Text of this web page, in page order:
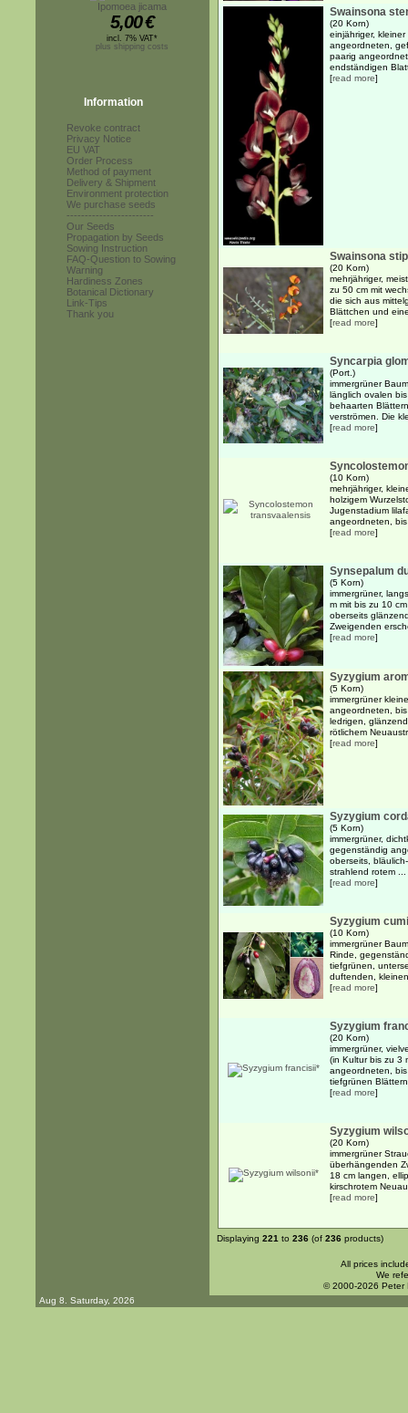
Ipomoea jicama
5,00€
incl. 7% VAT*
plus shipping costs
Information
Revoke contract
Privacy Notice
EU VAT
Order Process
Method of payment
Delivery & Shipment
Environment protection
We purchase seeds
------------------------
Our Seeds
Propagation by Seeds
Sowing Instruction
FAQ-Question to Sowing
Warning
Hardiness Zones
Botanical Dictionary
Link-Tips
Thank you
Swainsona
(20 Korn)
einjähriger,
angeordneten,
paarig
endständigen
[read more]
Swainsona
(20 Korn)
mehrjähriger,
zu 50 cm mit
die sich aus
Blättchen und
[read more]
Syncarpia
(Port.)
immergrüner
länglich ovalen
behaarten
verströmen. Die
[read more]
(10 Korn)
mehrjähriger,
holzigem
Jugenstadium
angeordneten,
[read more]
Synsepalum
(5 Korn)
immergrüner,
m mit bis zu 10
oberseits
Zweigenden
[read more]
Syzygium
(5 Korn)
immergrüner
angeordneten,
ledrigen,
rötlichem
[read more]
Syzygium
(5 Korn)
immergrüner,
gegenständig
oberseits,
strahlend rotem ...
[read more]
Syzygium
(10 Korn)
immergrüner
Rinde,
tiefgrünen,
duftenden,
[read more]
Syzygium
(20 Korn)
immergrüner,
(in Kultur bis zu 3
angeordneten,
tiefgrünen
[read more]
Syzygium
(20 Korn)
immergrüner
überhängenden
18 cm langen,
kirschrotem
[read more]
Displaying 221 to 236 (of 236 products)
All prices
We
© 2000-2026 Peter
Aug 8. Saturday, 2026